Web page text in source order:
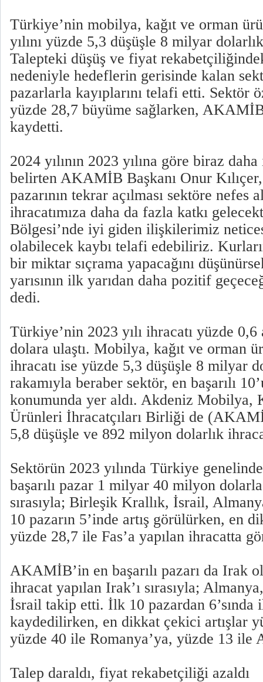
Türkiye’nin mobilya, kağıt ve orman
yılını yüzde 5,3 düşüşle 8 milyar
Talepteki düşüş ve fiyat
nedeniyle hedeflerin gerisinde kalan
pazarlarla kayıplarını telafi etti. Sektör
yüzde 28,7 büyüme sağlarken,
kaydetti.
2024 yılının 2023 yılına göre biraz
belirten AKAMİB Başkanı Onur
pazarının tekrar açılması sektöre nefes
ihracatımıza daha da fazla katkı
Bölgesi’nde iyi giden ilişkilerimiz
olabilecek kaybı telafi edebiliriz.
bir miktar sıçrama yapacağını
yarısının ilk yarıdan daha pozitif
dedi.
Türkiye’nin 2023 yılı ihracatı yüzde
dolara ulaştı. Mobilya, kağıt ve orman
ihracatı ise yüzde 5,3 düşüşle 8 milyar
rakamıyla beraber sektör, en başarılı
konumunda yer aldı. Akdeniz Mobilya,
Ürünleri İhracatçıları Birliği de
5,8 düşüşle ve 892 milyon dolarlık
Sektörün 2023 yılında Türkiye
başarılı pazar 1 milyar 40 milyon
sırasıyla; Birleşik Krallık, İsrail,
10 pazarın 5’inde artış görülürken, en
yüzde 28,7 ile Fas’a yapılan ihracatta
AKAMİB’in en başarılı pazarı da Irak
ihracat yapılan Irak’ı sırasıyla;
İsrail takip etti. İlk 10 pazardan 6’sında
kaydedilirken, en dikkat çekici artışlar
yüzde 40 ile Romanya’ya, yüzde 13 ile
Talep daraldı, fiyat rekabetçiliği azaldı